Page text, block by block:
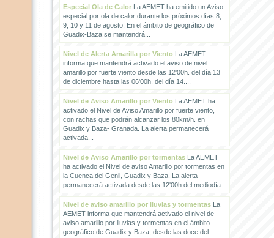
Especial Ola de CalorLa AEMET ha emitido un Aviso
especial por ola de calor durante los próximos días 8,
9, 10 y 11 de agosto. En el ámbito de geográfico de
Guadix-Baza se mantendrá...
Nivel de Alerta Amarilla por VientoLa AEMET
informa que mantendrá activado el aviso de nivel
amarillo por fuerte viento desde las 12'00h. del día 13
de diciembre hasta las 06'00h. del día 14....
Nivel de Aviso Amarillo por VientoLa AEMET ha
activado el Nivel de Aviso Amarillo por fuerte viento,
con rachas que podrán alcanzar los 80km/h. en
Guadix y Baza- Granada. La alerta permanecerá
activada...
Nivel de Aviso Amarillo por tormentasLa AEMET
ha activado el Nivel de aviso Amarillo por tormentas en
la Cuenca del Genil, Guadix y Baza. La alerta
permanecerá activada desde las 12'00h del mediodía...
Nivel de aviso amarillo por lluvias y tormentasLa
AEMET informa que mantendrá activado el nivel de
aviso amarillo por lluvias y tormentas en el ámbito
geográfico de Guadix y Baza, desde las doce del